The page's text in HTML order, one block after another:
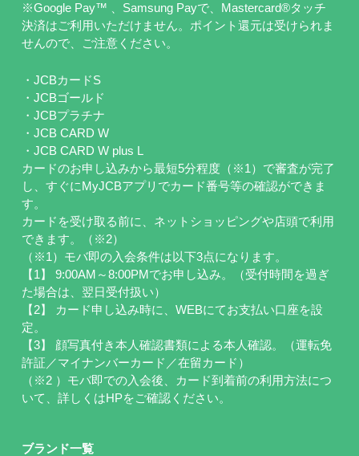
※Google Pay™ 、Samsung Payで、Mastercard®タッチ
決済はご利用いただけません。ポイント還元は受けられま
せんので、ご注意ください。
・JCBカードS
・JCBゴールド
・JCBプラチナ
・JCB CARD W
・JCB CARD W plus L
カードのお申し込みから最短5分程度（※1）で審査が完了
し、すぐにMyJCBアプリでカード番号等の確認ができま
す。
カードを受け取る前に、ネットショッピングや店頭で利用
できます。（※2）
（※1）モバ即の入会条件は以下3点になります。
【1】 9:00AM～8:00PMでお申し込み。（受付時間を過ぎ
た場合は、翌日受付扱い）
【2】 カード申し込み時に、WEBにてお支払い口座を設
定。
【3】 顔写真付き本人確認書類による本人確認。（運転免
許証／マイナンバーカード／在留カード）
（※2 ）モバ即での入会後、カード到着前の利用方法につ
いて、詳しくはHPをご確認ください。
ブランド一覧